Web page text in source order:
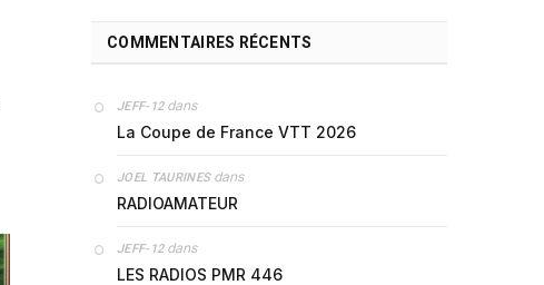
COMMENTAIRES RÉCENTS
JEFF-12dans
La Coupe de France VTT 2026
JOEL TAURINESdans
RADIOAMATEUR
JEFF-12dans
LES RADIOS PMR 446